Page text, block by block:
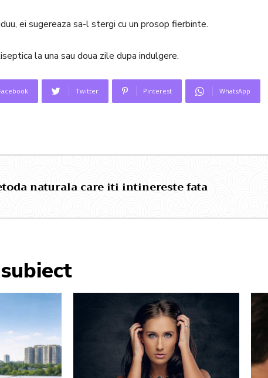
ei sugereaza sa-l stergi cu un prosop fierbinte.
la una sau doua zile dupa indulgere.
Twitter Pinterest WhatsApp
naturala care iti intinereste fata